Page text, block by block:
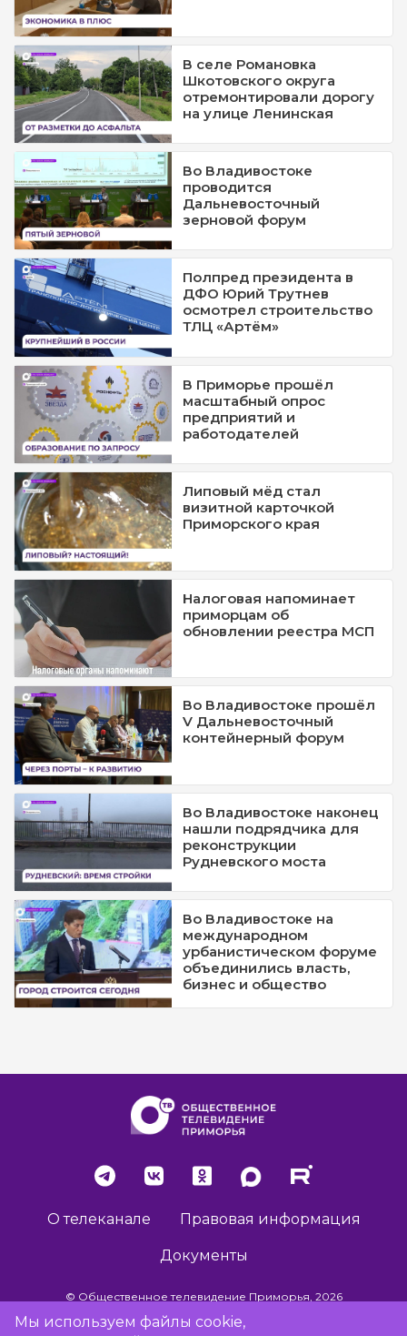
В селе Романовка
Шкотовского округа
отремонтировали дорогу
на улице Ленинская
Во Владивостоке
проводится
Дальневосточный
зерновой форум
Полпред президента в
ДФО Юрий Трутнев
осмотрел строительство
ТЛЦ «Артём»
В Приморье прошёл
масштабный опрос
предприятий и
работодателей
Липовый мёд стал
визитной карточкой
Приморского края
Налоговая напоминает
приморцам об
обновлении реестра МСП
Во Владивостоке прошёл
V Дальневосточный
контейнерный форум
Во Владивостоке наконец
нашли подрядчика для
реконструкции
Рудневского моста
Во Владивостоке на
международном
урбанистическом форуме
объединились власть,
бизнес и общество
О телеканале Правовая информация
Документы
© Общественное телевидение Приморья, 2026
Мы используем файлы cookie,